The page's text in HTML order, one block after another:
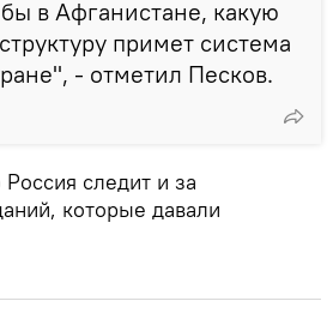
в Афганистане, какую
примет система
- отметил Песков.
следит и за
которые давали